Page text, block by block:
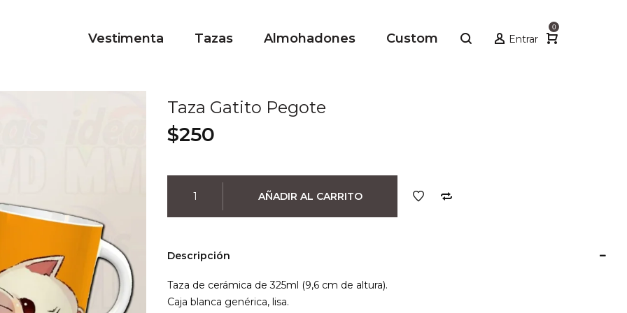
Entrar
0
Vestimenta Tazas Almohadones Custom
Taza Gatito Pegote
$250
Gatito
Pegote
AÑADIR AL CARRITO
Descripción
Taza de cerámica de 325ml (9,6 cm de altura).
Caja blanca genérica, lisa.